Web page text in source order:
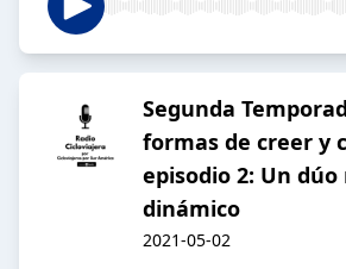
Segunda
formas de creer y
episodio 2: Un dúo
dinámico
2021-05-02